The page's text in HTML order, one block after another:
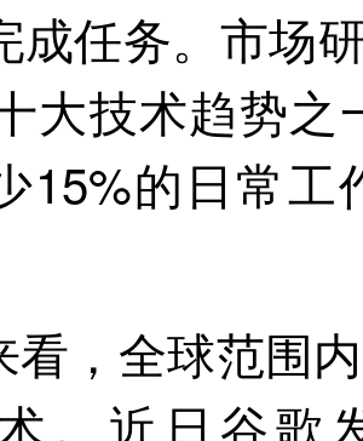
成任务。市场
大技术趋势
15%的日常
看，全球范围
。近日谷歌